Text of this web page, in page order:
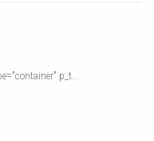
p_t...